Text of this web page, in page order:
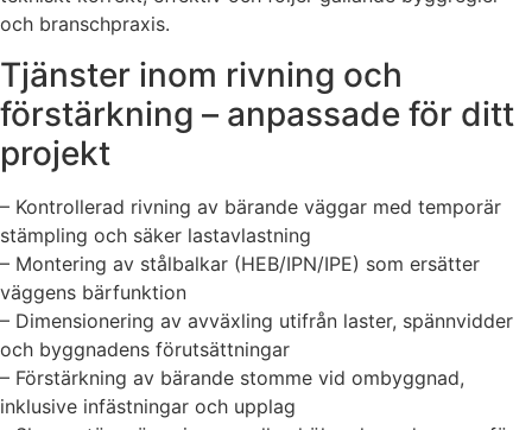
och branschpraxis.
Tjänster inom rivning och
förstärkning – anpassade för ditt
projekt
– Kontrollerad rivning av bärande väggar med temporär
stämpling och säker lastavlastning
– Montering av stålbalkar (HEB/IPN/IPE) som ersätter
väggens bärfunktion
– Dimensionering av avväxling utifrån laster, spännvidder
och byggnadens förutsättningar
– Förstärkning av bärande stomme vid ombyggnad,
inklusive infästningar och upplag